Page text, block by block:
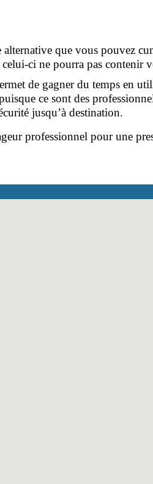
que vous pouvez
ci ne pourra pas contenir
de gagner du temps en
ce sont des
jusqu’à destination.
professionnel pour une